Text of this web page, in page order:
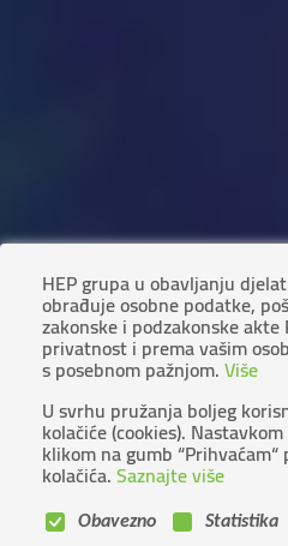
HEP grupa u obavljanju
obrađuje osobne podatke,
zakonske i podzakonske
privatnost i prema vašim
s posebnom pažnjom.Više
U svrhu pružanja boljeg
kolačiće (cookies).
klikom na gumb
kolačića.Saznajte više
Obavezno Statistika